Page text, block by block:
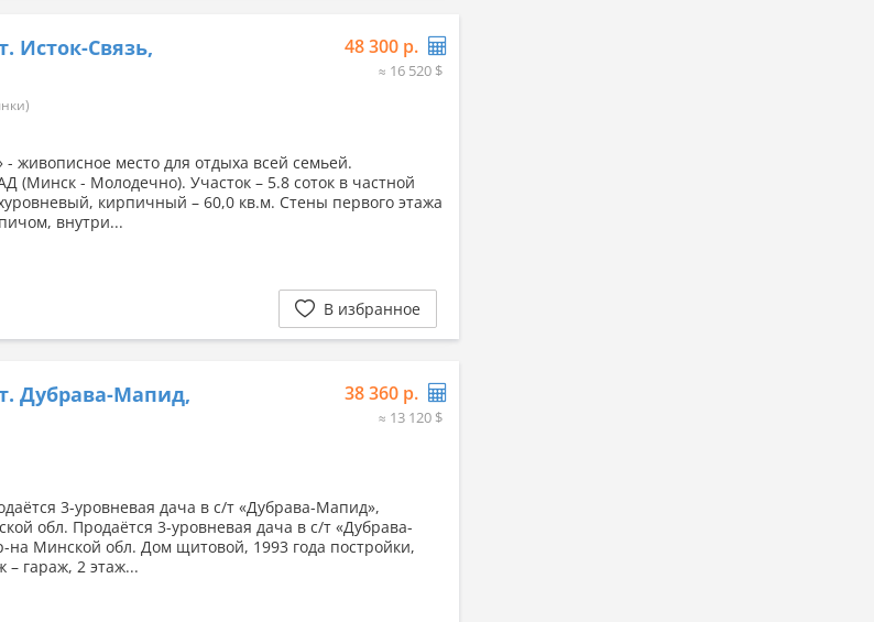
Исток-Связь,
48 300 р.
≈ 16 520 $
- живописное место для отдыха всей семьей.
(Минск - Молодечно). Участок – 5.8 соток в частной
кирпичный – 60,0 кв.м. Стены первого этажа
внутри...
В избранное
Дубрава-Мапид,
38 360 р.
≈ 13 120 $
3-уровневая дача в с/т «Дубрава-Мапид»,
обл. Продаётся 3-уровневая дача в с/т «Дубрава-
на Минской обл. Дом щитовой, 1993 года постройки,
– гараж, 2 этаж...